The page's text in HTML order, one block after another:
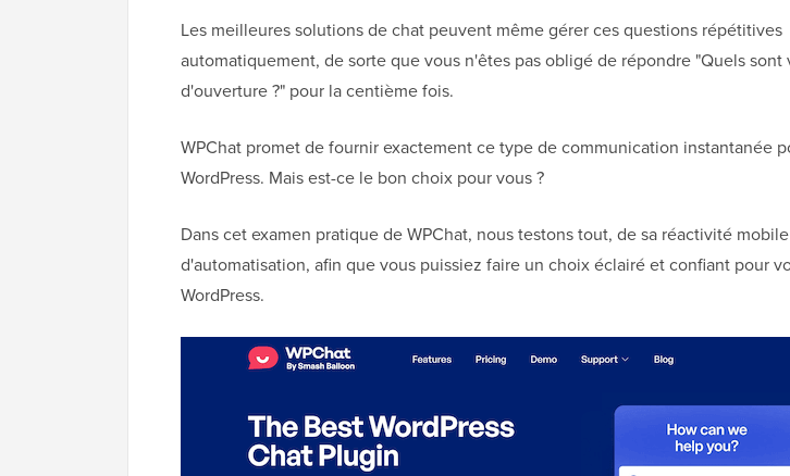
Les meilleures solutions de chat peuvent même gérer ces questions répétitives
automatiquement, de sorte que vous n'êtes pas obligé de répondre "Quels sont
d'ouverture ?" pour la centième fois.
WPChat promet de fournir exactement ce type de communication instantanée
WordPress. Mais est-ce le bon choix pour vous ?
Dans cet examen pratique de WPChat, nous testons tout, de sa réactivité
d'automatisation, afin que vous puissiez faire un choix éclairé et confiant pour
WordPress.